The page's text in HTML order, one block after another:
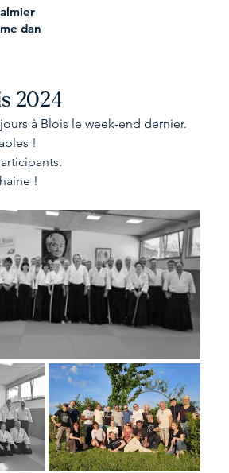
dan
2024
à Blois le week-end dernier.
!
!